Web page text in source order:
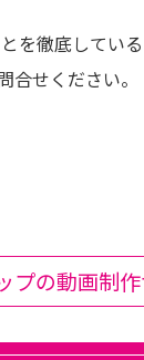
を徹底してい
合せください。
プの動画制